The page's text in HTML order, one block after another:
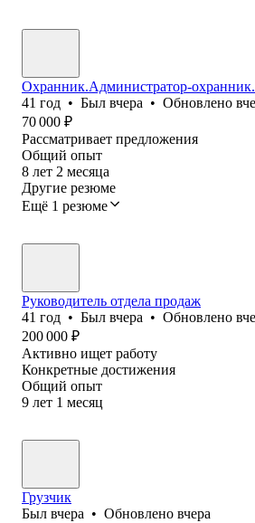
Охранник.Администратор-охранник.
41 год • Был вчера • Обновлено
70 000 ₽
Рассматривает предложения
Общий опыт
8 лет 2 месяца
Другие резюме
Ещё 1 резюме
Руководитель отдела продаж
41 год • Был вчера • Обновлено
200 000 ₽
Активно ищет работу
Конкретные достижения
Общий опыт
9 лет 1 месяц
Грузчик
Был вчера • Обновлено вчера